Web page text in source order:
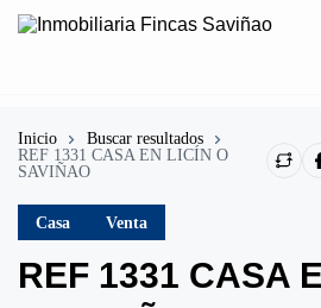
Inicio
Buscar resultados
REF 1331 CASA EN LICÍN O
SAVIÑAO
Casa Venta
REF 1331 CASA